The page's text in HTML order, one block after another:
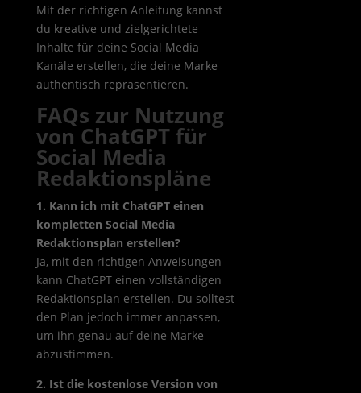
Mit der richtigen Anleitung kannst
du kreative und zielgerichtete
Inhalte für deine Social Media
Kanäle erstellen, die deine Marke
authentisch repräsentieren.
FAQs zur Nutzung
von ChatGPT für
Social Media
Redaktionspläne
1. Kann ich mit ChatGPT einen
kompletten Social Media
Redaktionsplan erstellen?
Ja, mit den richtigen Anweisungen
kann ChatGPT einen vollständigen
Redaktionsplan erstellen. Du solltest
den Plan jedoch immer anpassen,
um ihn genau auf deine Marke
abzustimmen.
2. Ist die kostenlose Version von